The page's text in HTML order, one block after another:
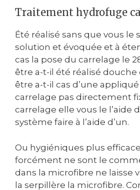
Traitement hydrofuge
Été réalisé sans que vous le
solution et évoquée et à
cas la pose du carrelage le
être a-t-il été réalisé douche
être a-t-il cas d’une
carrelage pas directement
carrelage elle vous le l’aide
système faire à l’aide d’un.
Ou hygiéniques plus
forcément ne sont le
dans la microfibre ne laisse
la serpillère la microfibre.